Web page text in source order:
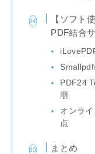
【ソフト
PDF結合
PDF24
順
オンラ
点
まとめ